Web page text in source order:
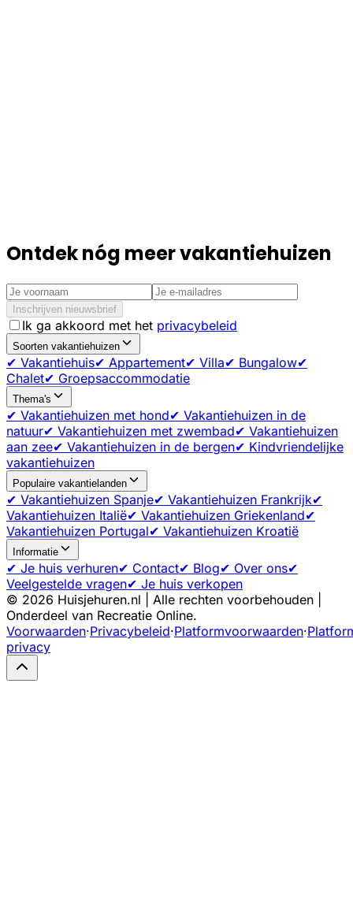
Ontdek nóg meer vakantiehuizen
Inschrijven nieuwsbrief
Ik ga akkoord met het privacybeleid
Soorten vakantiehuizen
✔ Vakantiehuis✔ Appartement✔ Villa✔ Bungalow✔
Chalet✔ Groepsaccommodatie
Thema's
✔ Vakantiehuizen met hond✔ Vakantiehuizen in de
natuur✔ Vakantiehuizen met zwembad✔ Vakantiehuizen
aan zee✔ Vakantiehuizen in de bergen✔ Kindvriendelijke
vakantiehuizen
Populaire vakantielanden
✔ Vakantiehuizen Spanje✔ Vakantiehuizen Frankrijk✔
Vakantiehuizen Italië✔ Vakantiehuizen Griekenland✔
Vakantiehuizen Portugal✔ Vakantiehuizen Kroatië
Informatie
✔ Je huis verhuren✔ Contact✔ Blog✔ Over ons✔
Veelgestelde vragen✔ Je huis verkopen
© 2026 Huisjehuren.nl | Alle rechten voorbehouden |
Onderdeel van Recreatie Online.
Voorwaarden·Privacybeleid·Platformvoorwaarden·
privacy